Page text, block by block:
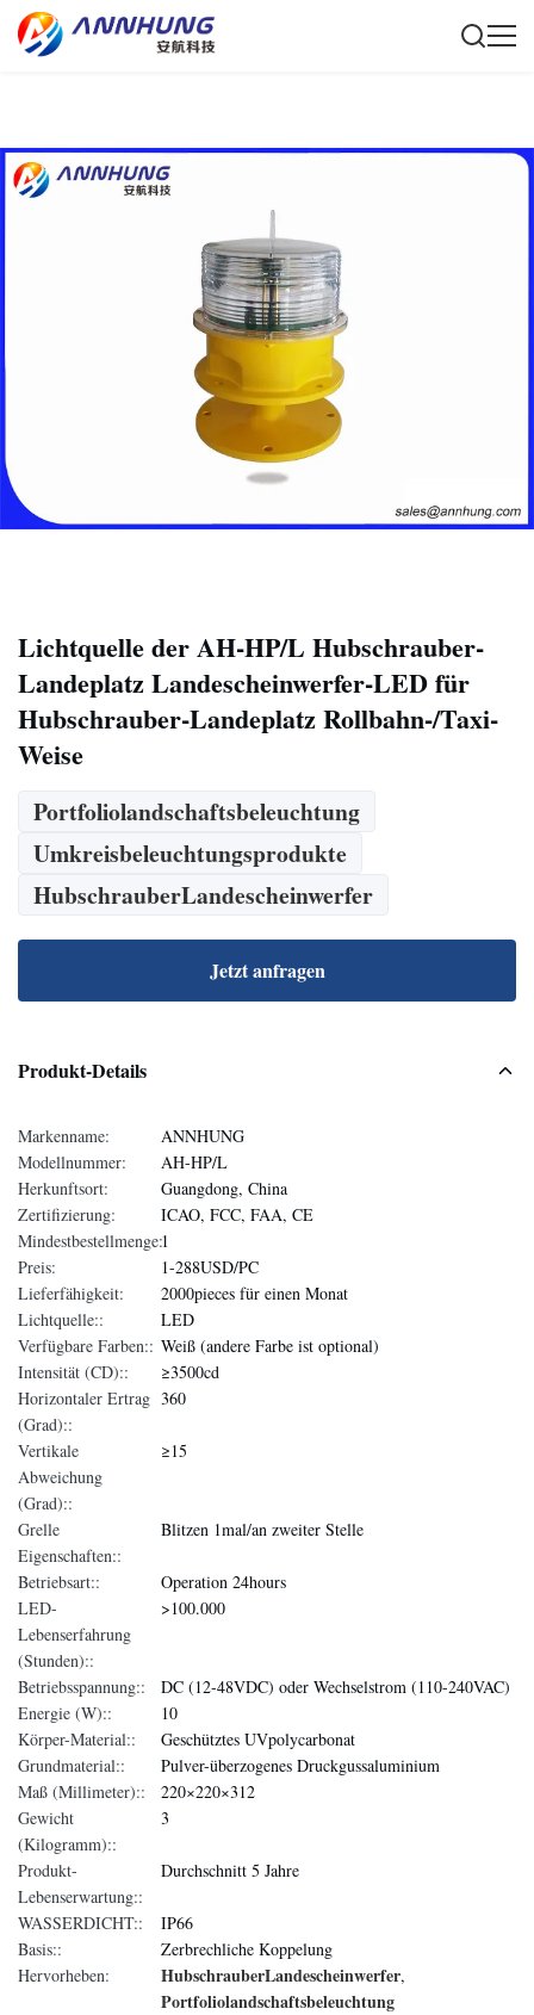
Lichtquelle der AH-HP/L Hubschrauber-
Landeplatz Landescheinwerfer-LED für
Hubschrauber-Landeplatz Rollbahn-/Taxi-
Weise
Portfoliolandschaftsbeleuchtung
Umkreisbeleuchtungsprodukte
HubschrauberLandescheinwerfer
Jetzt anfragen
Produkt-Details
Markenname:
ANNHUNG
Modellnummer:
AH-HP/L
Herkunftsort:
Guangdong, China
Zertifizierung:
ICAO, FCC, FAA, CE
Mindestbestellmenge:1
Preis:
1-288USD/PC
Lieferfähigkeit:
2000pieces für einen Monat
Lichtquelle::
LED
Verfügbare Farben:: Weiß (andere Farbe ist optional)
Intensität (CD)::
≥3500cd
Horizontaler Ertrag
(Grad)::
360
Vertikale
Abweichung
(Grad)::
≥15
Grelle
Eigenschaften::
Blitzen 1mal/an zweiter Stelle
Betriebsart::
Operation 24hours
LED-
Lebenserfahrung
(Stunden)::
>100.000
Betriebsspannung::
DC (12-48VDC) oder Wechselstrom (110-240VAC)
Energie (W)::
10
Körper-Material::
Geschütztes UVpolycarbonat
Grundmaterial::
Pulver-überzogenes Druckgussaluminium
Maß (Millimeter)::
220×220×312
Gewicht
(Kilogramm)::
3
Produkt-
Lebenserwartung::
Durchschnitt 5 Jahre
WASSERDICHT::
IP66
Basis::
Zerbrechliche Koppelung
Hervorheben:
HubschrauberLandescheinwerfer,
Portfoliolandschaftsbeleuchtung